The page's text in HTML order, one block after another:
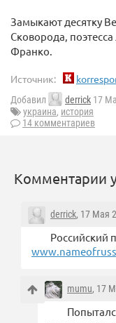
Замыкают десятку
Сковорода,
Франко.
Источник:
Добавил derrick 17
украина, история
14 комментариев
Комментарии
derrick, 17 Мая
Российский
mumu, 17